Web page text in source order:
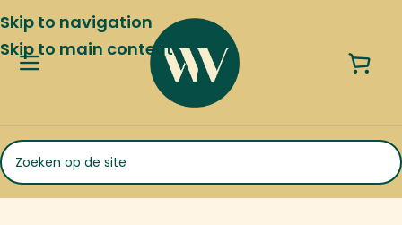
Skip to navigation
Skip to main content